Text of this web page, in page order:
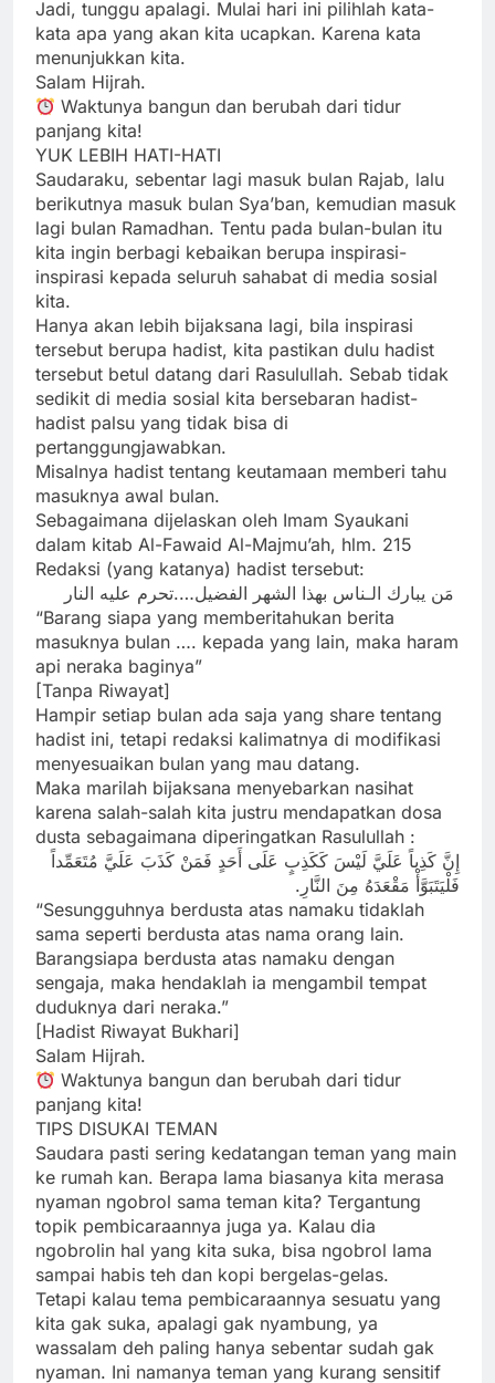
Jadi, tunggu apalagi. Mulai hari ini pilihlah kata-
kata apa yang akan kita ucapkan. Karena kata
menunjukkan kita.
Salam Hijrah.
Waktunya bangun dan berubah dari tidur
panjang kita!
YUK LEBIH HATI-HATI
Saudaraku, sebentar lagi masuk bulan Rajab, lalu
berikutnya masuk bulan Sya’ban, kemudian masuk
lagi bulan Ramadhan. Tentu pada bulan-bulan itu
kita ingin berbagi kebaikan berupa inspirasi-
inspirasi kepada seluruh sahabat di media sosial
kita.
Hanya akan lebih bijaksana lagi, bila inspirasi
tersebut berupa hadist, kita pastikan dulu hadist
tersebut betul datang dari Rasulullah. Sebab tidak
sedikit di media sosial kita bersebaran hadist-
hadist palsu yang tidak bisa di
pertanggungjawabkan.
Misalnya hadist tentang keutamaan memberi tahu
masuknya awal bulan.
Sebagaimana dijelaskan oleh Imam Syaukani
dalam kitab Al-Fawaid Al-Majmu’ah, hlm. 215
Redaksi (yang katanya) hadist tersebut:
مَن يبارك الـناس بهذا الشهر الفضيل….تحرم عليه النار
“Barang siapa yang memberitahukan berita
masuknya bulan …. kepada yang lain, maka haram
api neraka baginya”
[Tanpa Riwayat]
Hampir setiap bulan ada saja yang share tentang
hadist ini, tetapi redaksi kalimatnya di modifikasi
menyesuaikan bulan yang mau datang.
Maka marilah bijaksana menyebarkan nasihat
karena salah-salah kita justru mendapatkan dosa
dusta sebagaimana diperingatkan Rasulullah :
إِنَّ كَذِباً عَلَيَّ لَيْسَ كَكَذِبٍ عَلَى أَحَدٍ فَمَنْ كَذَبَ عَلَيَّ مُتَعَمِّداً
فَلْيَتَبَوَّأْ مَقْعَدَهُ مِنَ النَّارِ.
“Sesungguhnya berdusta atas namaku tidaklah
sama seperti berdusta atas nama orang lain.
Barangsiapa berdusta atas namaku dengan
sengaja, maka hendaklah ia mengambil tempat
duduknya dari neraka.”
[Hadist Riwayat Bukhari]
Salam Hijrah.
Waktunya bangun dan berubah dari tidur
panjang kita!
TIPS DISUKAI TEMAN
Saudara pasti sering kedatangan teman yang main
ke rumah kan. Berapa lama biasanya kita merasa
nyaman ngobrol sama teman kita? Tergantung
topik pembicaraannya juga ya. Kalau dia
ngobrolin hal yang kita suka, bisa ngobrol lama
sampai habis teh dan kopi bergelas-gelas.
Tetapi kalau tema pembicaraannya sesuatu yang
kita gak suka, apalagi gak nyambung, ya
wassalam deh paling hanya sebentar sudah gak
nyaman. Ini namanya teman yang kurang sensitif